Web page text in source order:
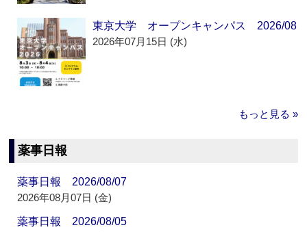
東京大学 オープンキャンパス 2026/08
2026年07月15日 (水)
もっと見る »
薬事日報
薬事日報 2026/08/07
2026年08月07日 (金)
薬事日報 2026/08/05